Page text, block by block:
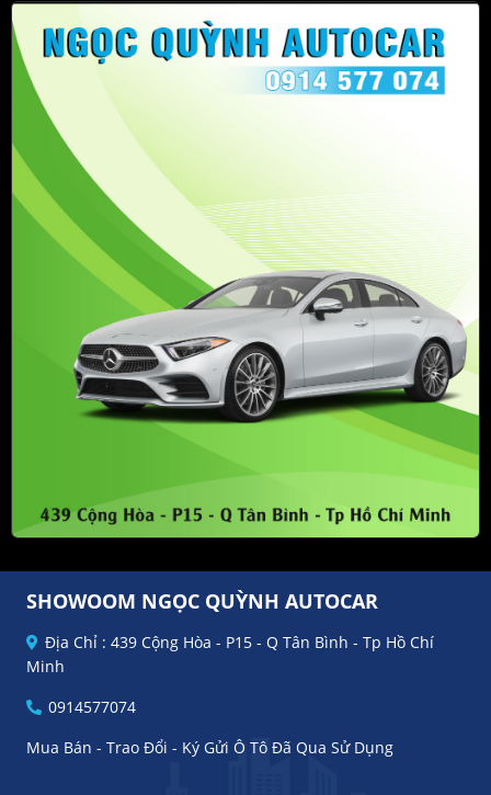
SHOWOOM NGỌC QUỲNH AUTOCAR
Địa Chỉ : 439 Cộng Hòa - P15 - Q Tân Bình - Tp Hồ Chí
Minh
0914577074
Mua Bán - Trao Đổi - Ký Gửi Ô Tô Đã Qua Sử Dụng